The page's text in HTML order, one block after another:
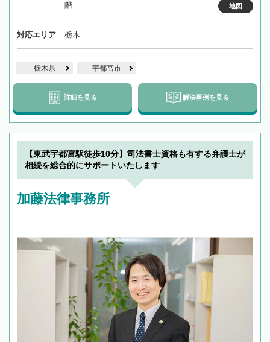
階
地図
対応エリア 栃木
栃木県 宇都宮市
詳細を見る 解決事例を見る
【東武宇都宮駅徒歩10分】司法書士資格も有する弁護士が
相続を総合的にサポートいたします
加藤法律事務所